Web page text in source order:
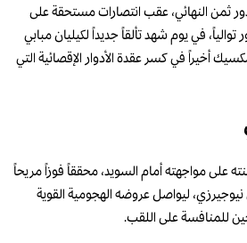
ثمن النهائي، عقب انتصارات مستحقة على
في يوم شهد تألقاً جديداً لكيليان مبابي
أخيراً في كسر عقدة الأدوار الإقصائية التي
على مواجهته أمام السويد، محققاً فوزاً مريحاً
نيوجيرزي، ليواصل عروضه الهجومية القوية
للمنافسة على اللقب.